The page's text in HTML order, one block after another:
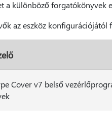
a különböző forgatókönyvek
az eszköz konfigurációjától
Cover v7 belső